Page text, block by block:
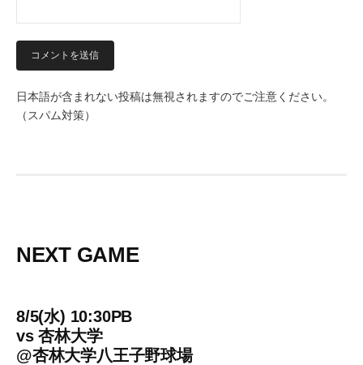
日本語が含まれない投稿は無視されますのでご注意ください。
（スパム対策）
NEXT GAME
8/5(水) 10:30PB
vs杏林大学
@杏林大学八王子野球場